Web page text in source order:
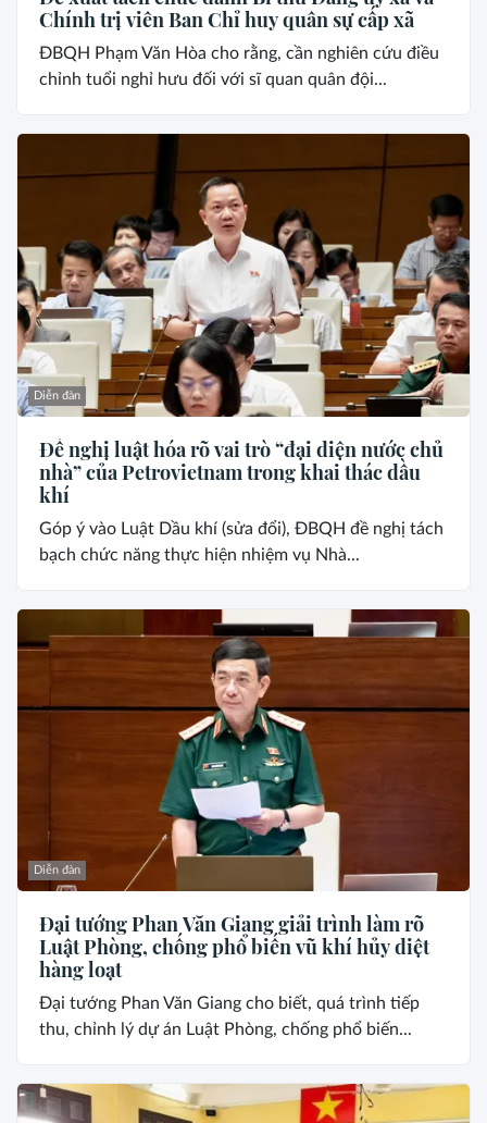
Chính trị viên Ban Chỉ huy quân sự cấp xã
ĐBQH Phạm Văn Hòa cho rằng, cần nghiên cứu điều
chỉnh tuổi nghỉ hưu đối với sĩ quan quân đội...
Diễn đàn
Đề nghị luật hóa rõ vai trò “đại diện nước chủ
nhà” của Petrovietnam trong khai thác dầu
khí
Góp ý vào Luật Dầu khí (sửa đổi), ĐBQH đề nghị tách
bạch chức năng thực hiện nhiệm vụ Nhà...
Diễn đàn
Đại tướng Phan Văn Giang giải trình làm rõ
Luật Phòng, chống phổ biến vũ khí hủy diệt
hàng loạt
Đại tướng Phan Văn Giang cho biết, quá trình tiếp
thu, chỉnh lý dự án Luật Phòng, chống phổ biến...